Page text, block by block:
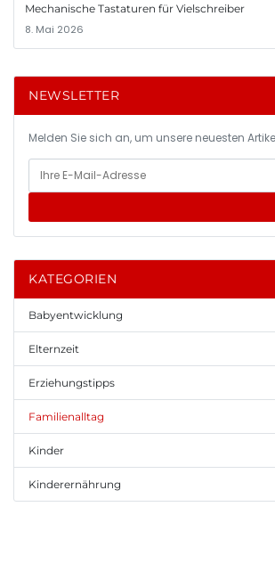
Mechanische Tastaturen für Vielschreiber
8. Mai 2026
NEWSLETTER
Melden Sie sich an, um unsere neuesten
KATEGORIEN
Babyentwicklung
Elternzeit
Erziehungstipps
Familienalltag
Kinder
Kinderernährung